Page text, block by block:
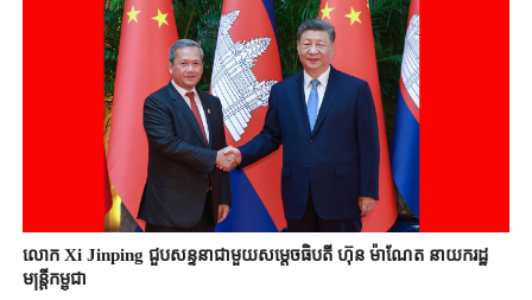
លោក Xi Jinping ជួបសន្ទនាជាមួយសម្តេចធិបតី ហ៊ុន ម៉ាណែត នាយករដ្ឋ
មន្ត្រីកម្ពុជា